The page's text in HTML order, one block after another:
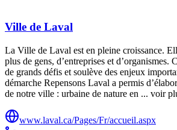
Ville de Laval
La Ville de Laval est en pleine croissance.
plus de gens, d’entreprises et d’organismes.
de grands défis et soulève des enjeux
démarche Repensons Laval a permis
de notre ville : urbaine de nature en ... voir
www.laval.ca/Pages/Fr/accueil.aspx